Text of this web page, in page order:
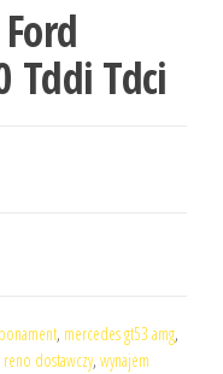
Tddi Tdci
, mercedes gt53 amg,
reno dostawczy, wynajem